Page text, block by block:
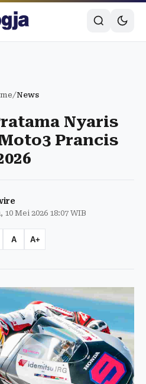
/News
Nyaris
Prancis
Mei 2026 18:07 WIB
A A+